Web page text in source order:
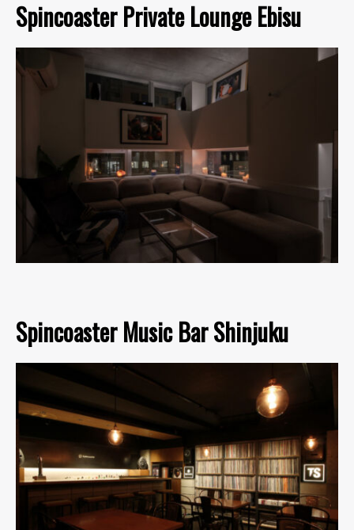
Spincoaster Private Lounge Ebisu
Spincoaster Music Bar Shinjuku